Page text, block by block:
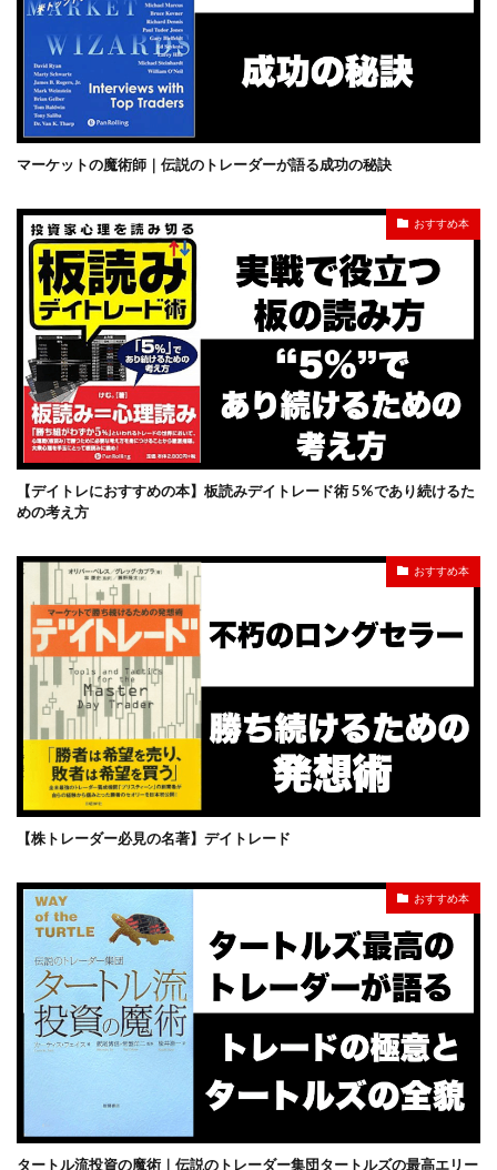
マーケットの魔術師｜伝説のトレーダーが語る成功の秘訣
おすすめ本
【デイトレにおすすめの本】板読みデイトレード術 5%であり続けるた
めの考え方
おすすめ本
【株トレーダー必見の名著】デイトレード
おすすめ本
タートル流投資の魔術｜伝説のトレーダー集団タートルズの最高エリー